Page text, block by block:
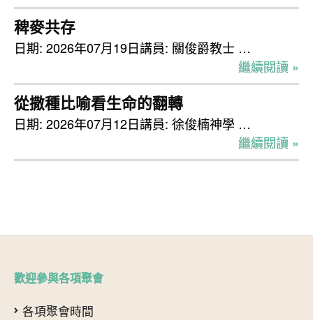
稗麥共存
日期: 2026年07月19日講員: 關俊爵教士 …
繼續閱讀 »
從撒種比喻看生命的翻轉
日期: 2026年07月12日講員: 徐俊楠神學 …
繼續閱讀 »
歡迎參與各項聚會
各項聚會時間